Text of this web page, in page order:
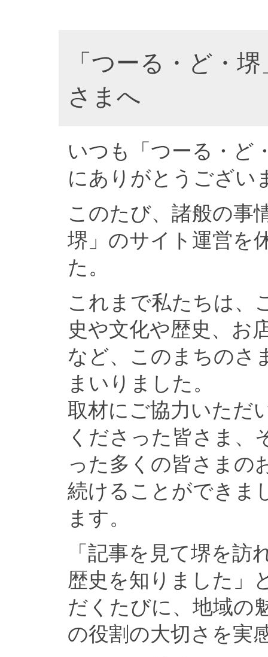
「つーる・ど・
さまへ
いつも「つーる・ど
にありがとうござい
このたび、諸般の事
堺」のサイト運営を
た。
これまで私たちは、
史や文化や歴史、お
など、このまちのさ
まいりました。
取材にご協力いただ
くださった皆さま、
った多くの皆さまの
続けることができま
ます。
「記事を見て堺を
歴史を知りました」
だくたびに、地域の
の役割の大切さを実